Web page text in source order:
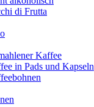
di Frutta
Kaffee
in Pads und Kapseln